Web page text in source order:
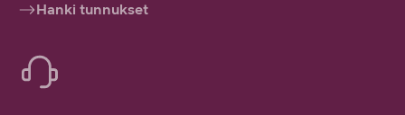
Hanki tunnukset